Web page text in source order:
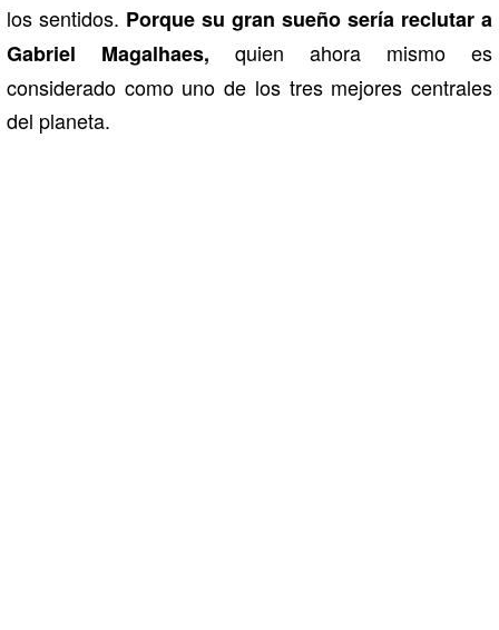
los sentidos. Porque su gran sueño sería reclutar a
Gabriel Magalhaes, quien ahora mismo es
considerado como uno de los tres mejores centrales
del planeta.